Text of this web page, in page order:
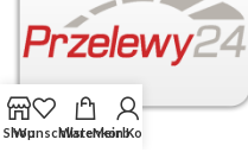
Shop
WunschlisteWarenkorb
Mein Konto